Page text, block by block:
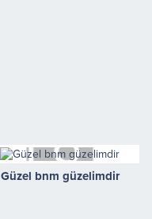
Güzel bnm güzelimdir